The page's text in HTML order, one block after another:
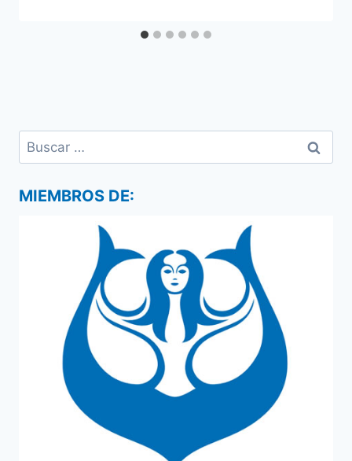
Buscar:
MIEMBROS DE: